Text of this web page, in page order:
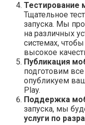
Тестирование
Тщательное
запуска. Мы
на различных
системах,
высокое
Публикация
подготовим
опубликуем
Play.
Поддержка
запуска, мы
услуги по